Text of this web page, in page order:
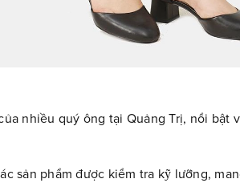
nhiều quý ông tại Quảng Trị, nổi bật
sản phẩm được kiểm tra kỹ lưỡng,